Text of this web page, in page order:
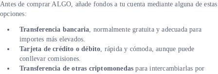
Antes de comprar ALGO, añade fondos a tu cuenta mediante alguna de estas
opciones:
Transferencia bancaria, normalmente gratuita y adecuada para
importes más elevados.
Tarjeta de crédito o débito, rápida y cómoda, aunque puede
conllevar comisiones.
Transferencia de otras criptomonedas para intercambiarlas por